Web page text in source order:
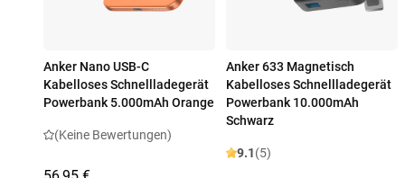
Anker Nano USB-C
Kabelloses Schnellladegerät
Powerbank 5.000mAh Orange
(Keine Bewertungen)
Anker 633 Magnetisch
Kabelloses Schnellladegerät
Powerbank 10.000mAh
Schwarz
9.1(5)